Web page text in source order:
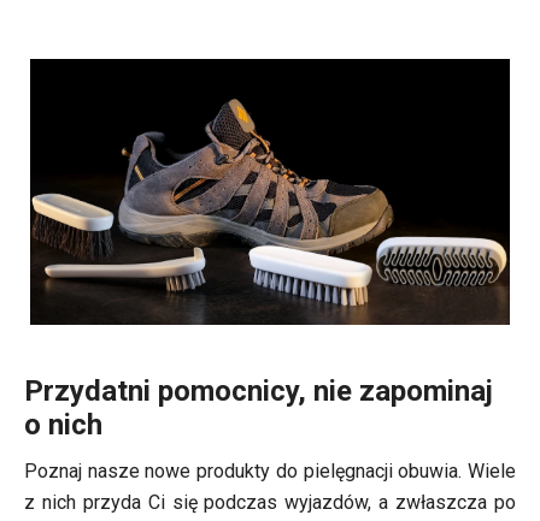
Przydatni pomocnicy, nie zapominaj
o nich
Poznaj nasze nowe produkty do pielęgnacji obuwia. Wiele
z nich przyda Ci się podczas wyjazdów, a zwłaszcza po